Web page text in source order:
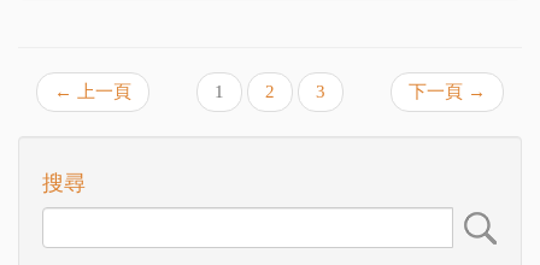
← 上一頁 1 2 3 下一頁 →
搜尋